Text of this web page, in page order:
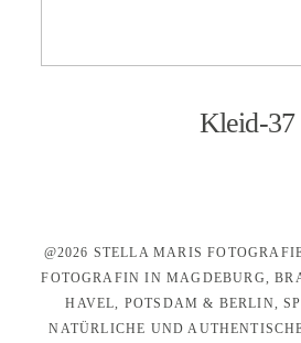
Kleid-37
@2026 STELLA MARIS
FOTOGRAFIN IN MAGDEBURG,
HAVEL, POTSDAM & BERLIN,
NATÜRLICHE UND